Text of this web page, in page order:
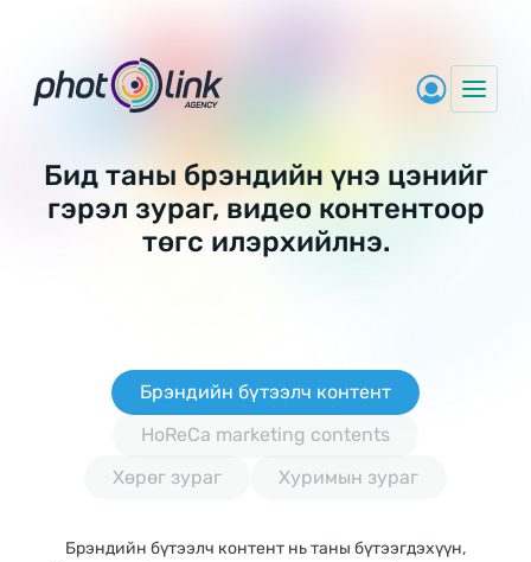
Бид таны брэндийн үнэ цэнийг
гэрэл зураг, видео контентоор
төгс илэрхийлнэ.
Брэндийн бүтээлч контент
HoReCa marketing contents
Хөрөг зураг
Хуримын зураг
Брэндийн бүтээлч контент нь таны бүтээгдэхүүн,